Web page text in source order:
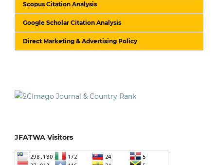
Scopus Citation Analysis
Google Scholar Citation Analysis
Direct Marketing & Advertising Policy
JFATWA Visitors